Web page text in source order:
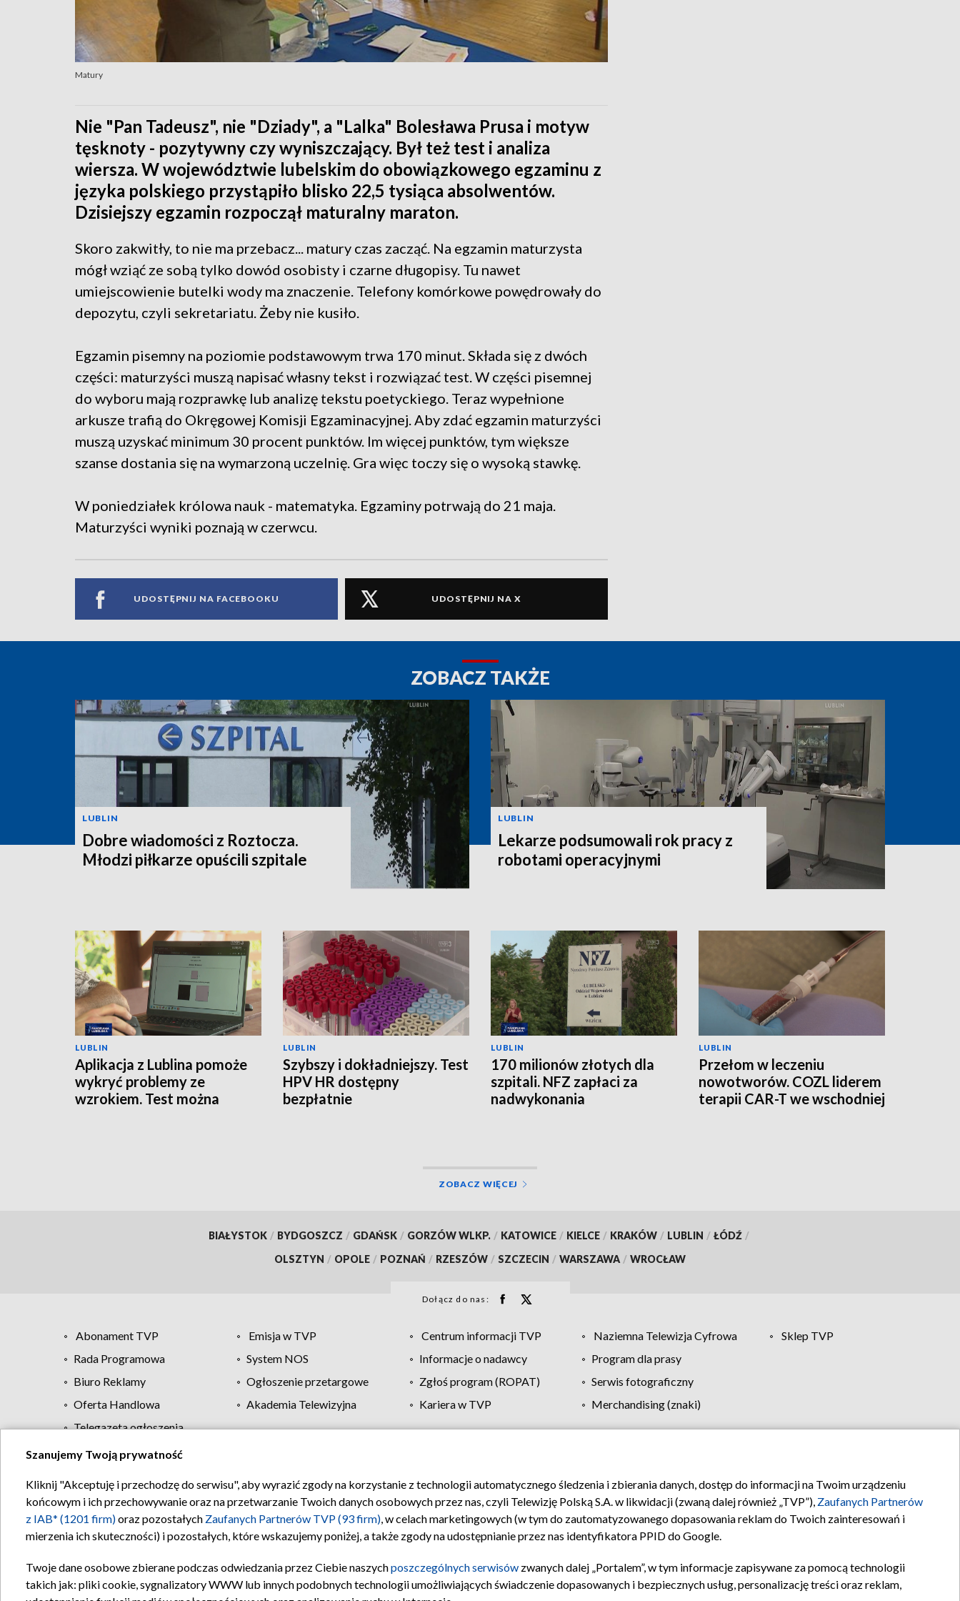
Matury
Nie "Pan Tadeusz", nie "Dziady", a "Lalka" Bolesława Prusa i motyw
tęsknoty - pozytywny czy wyniszczający. Był też test i analiza
wiersza. W województwie lubelskim do obowiązkowego egzaminu z
języka polskiego przystąpiło blisko 22,5 tysiąca absolwentów.
Dzisiejszy egzamin rozpoczął maturalny maraton.
Skoro zakwitły, to nie ma przebacz... matury czas zacząć. Na egzamin maturzysta
mógł wziąć ze sobą tylko dowód osobisty i czarne długopisy. Tu nawet
umiejscowienie butelki wody ma znaczenie. Telefony komórkowe powędrowały do
depozytu, czyli sekretariatu. Żeby nie kusiło.
Egzamin pisemny na poziomie podstawowym trwa 170 minut. Składa się z dwóch
części: maturzyści muszą napisać własny tekst i rozwiązać test. W części pisemnej
do wyboru mają rozprawkę lub analizę tekstu poetyckiego. Teraz wypełnione
arkusze trafią do Okręgowej Komisji Egzaminacyjnej. Aby zdać egzamin maturzyści
muszą uzyskać minimum 30 procent punktów. Im więcej punktów, tym większe
szanse dostania się na wymarzoną uczelnię. Gra więc toczy się o wysoką stawkę.
W poniedziałek królowa nauk - matematyka. Egzaminy potrwają do 21 maja.
Maturzyści wyniki poznają w czerwcu.
UDOSTĘPNIJ NA FACEBOOKU UDOSTĘPNIJ NA X
ZOBACZ TAKŻE
LUBLIN
Dobre wiadomości z Roztocza.
Młodzi piłkarze opuścili szpitale
LUBLIN
Lekarze podsumowali rok pracy z
robotami operacyjnymi
LUBLIN
Aplikacja z Lublina pomoże
wykryć problemy ze
wzrokiem. Test można
LUBLIN
Szybszy i dokładniejszy. Test
HPV HR dostępny
bezpłatnie
LUBLIN
170 milionów złotych dla
szpitali. NFZ zapłaci za
nadwykonania
LUBLIN
Przełom w leczeniu
nowotworów. COZL liderem
terapii CAR-T we wschodniej
ZOBACZ WIĘCEJ
BIAŁYSTOK / BYDGOSZCZ / GDAŃSK / GORZÓW WLKP. / KATOWICE / KIELCE / KRAKÓW / LUBLIN / ŁÓDŹ /
OLSZTYN / OPOLE / POZNAŃ / RZESZÓW / SZCZECIN / WARSZAWA / WROCŁAW
Dołącz do nas:
Abonament TVP Emisja w TVP Centrum informacji TVP Naziemna Telewizja Cyfrowa
Sklep TVP
Rada Programowa
System NOS Informacje o nadawcy
Program dla prasy
Biuro Reklamy
Ogłoszenie przetargowe Zgłoś program (ROPAT)
Serwis fotograficzny
Oferta Handlowa
Akademia Telewizyjna Kariera w TVP
Merchandising (znaki)
Telegazeta ogłoszenia
Regulamin TVP Polityka prywatności Moje zgody Pomoc Biuro reklamy Kontakt
Szanujemy Twoją prywatność
Kliknij "Akceptuję i przechodzę do serwisu", aby wyrazić zgody na korzystanie z technologii automatycznego śledzenia i zbierania danych, dostęp do informacji na Twoim urządzeniu
końcowym i ich przechowywanie oraz na przetwarzanie Twoich danych osobowych przez nas, czyli Telewizję Polską S.A. w likwidacji (zwaną dalej również „TVP”), Zaufanych Partnerów
z IAB* (1201 firm)oraz pozostałych Zaufanych Partnerów TVP (93 firm), w celach marketingowych (w tym do zautomatyzowanego dopasowania reklam do Twoich zainteresowań i
mierzenia ich skuteczności) i pozostałych, które wskazujemy poniżej, a także zgody na udostępnianie przez nas identyfikatora PPID do Google.
Twoje dane osobowe zbierane podczas odwiedzania przez Ciebie naszychposzczególnych serwisów zwanych dalej „Portalem”, w tym informacje zapisywane za pomocą technologii
takich jak: pliki cookie, sygnalizatory WWW lub innych podobnych technologii umożliwiających świadczenie dopasowanych i bezpiecznych usług, personalizację treści oraz reklam,